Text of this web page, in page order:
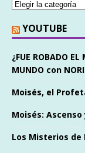
YOUTUBE
¿FUE ROBADO
MUNDO con
Moisés, el
Moisés: Ascenso
Los Misterios de